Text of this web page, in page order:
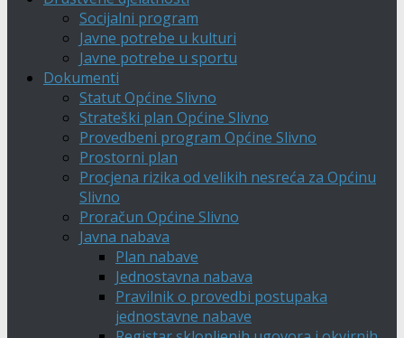
Socijalni program
Javne potrebe u kulturi
Javne potrebe u sportu
Dokumenti
Statut Općine Slivno
Strateški plan Općine Slivno
Provedbeni program Općine Slivno
Prostorni plan
Procjena rizika od velikih nesreća za Općinu
Slivno
Proračun Općine Slivno
Javna nabava
Plan nabave
Jednostavna nabava
Pravilnik o provedbi postupaka
jednostavne nabave